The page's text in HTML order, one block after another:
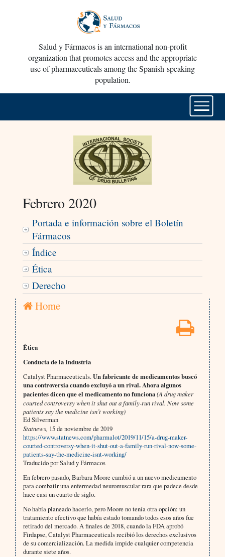
Salud y Fármacos is an international non-profit
organization that promotes access and the appropriate
use of pharmaceuticals among the Spanish-speaking
population.
Febrero 2020
Portada e información sobre el Boletín
Fármacos
Índice
Ética
Derecho
Home
Ética
Conducta de la Industria
Catalyst Pharmaceuticals.Un fabricante de medicamentos buscó
una controversia cuando excluyó a un rival. Ahora algunos
pacientes dicen que el medicamento no funciona(A drug maker
courted controversy when it shut out a family-run rival. Now some
patients say the medicine isn’t working)
Ed Silverman
Statnews, 15 de noviembre de 2019
https://www.statnews.com/pharmalot/2019/11/15/a-drug-maker-
courted-controversy-when-it-shut-out-a-family-run-rival-now-some-
patients-say-the-medicine-isnt-working/
Traducido por Salud y Fármacos
En febrero pasado, Barbara Moore cambió a un nuevo medicamento
para combatir una enfermedad neuromuscular rara que padece desde
hace casi un cuarto de siglo.
No había planeado hacerlo, pero Moore no tenía otra opción: un
tratamiento efectivo que había estado tomando todos esos años fue
retirado del mercado. A finales de 2018, cuando la FDA aprobó
Firdapse, Catalyst Pharmaceuticals recibió los derechos exclusivos
de su comercialización. La medida impide cualquier competencia
durante siete años.